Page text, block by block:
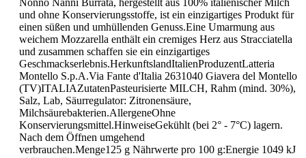
Nonno Nanni Burrata, hergestellt aus 100% italienischer Milch
und ohne Konservierungsstoffe, ist ein einzigartiges Produkt für
einen süßen und umhüllenden Genuss.Eine Umarmung aus
weichem Mozzarella enthält ein cremiges Herz aus Stracciatella
und zusammen schaffen sie ein einzigartiges
Geschmackserlebnis.HerkunftslandItalienProduzentLatteria
Montello S.p.A.Via Fante d'Italia 2631040 Giavera del Montello
(TV)ITALIAZutatenPasteurisierte MILCH, Rahm (mind. 30%),
Salz, Lab, Säurregulator: Zitronensäure,
Milchsäurebakterien.AllergeneOhne
Konservierungsmittel.HinweiseGekühlt (bei 2° - 7°C) lagern.
Nach dem Öffnen umgehend
verbrauchen.Menge125 g Nährwerte pro 100 g:Energie 1049 kJ